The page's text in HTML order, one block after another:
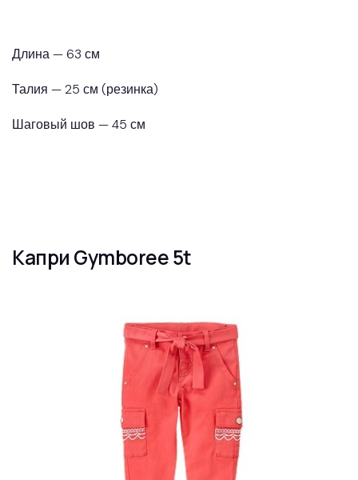
Длина — 63 см
Талия — 25 см (резинка)
Шаговый шов — 45 см
Капри Gymboree 5t